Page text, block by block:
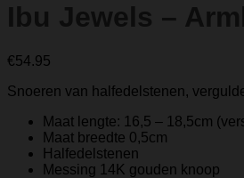
Ibu Jewels –
€54.95
Snoeren van halfedelstenen,
Maat lengte: 16,5 – 18,5cm
Maat breedte 0,5cm
Halfedelstenen
Messing 14K gouden knoop